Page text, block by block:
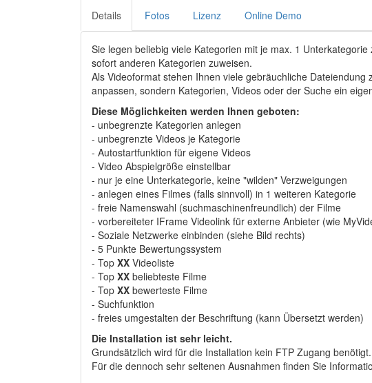
Details Fotos Lizenz Online Demo
Sie legen beliebig viele Kategorien mit je max. 1
sofort anderen Kategorien zuweisen.
Als Videoformat stehen Ihnen viele gebräuchliche
anpassen, sondern Kategorien, Videos oder der Suche ein
Diese Möglichkeiten werden Ihnen geboten:
- unbegrenzte Kategorien anlegen
- unbegrenzte Videos je Kategorie
- Autostartfunktion für eigene Videos
- Video Abspielgröße einstellbar
- nur je eine Unterkategorie, keine "wilden" Verzweigungen
- anlegen eines Filmes (falls sinnvoll) in 1 weiteren Kategorie
- freie Namenswahl (suchmaschinenfreundlich) der Filme
- vorbereiteter IFrame Videolink für externe Anbieter (wie
- Soziale Netzwerke einbinden (siehe Bild rechts)
- 5 Punkte Bewertungssystem
- Top XX Videoliste
- Top XX beliebteste Filme
- Top XX bewerteste Filme
- Suchfunktion
- freies umgestalten der Beschriftung (kann Übersetzt werden)
Die Installation ist sehr leicht.
Grundsätzlich wird für die Installation kein FTP Zugang benötigt.
Für die dennoch sehr seltenen Ausnahmen finden Sie